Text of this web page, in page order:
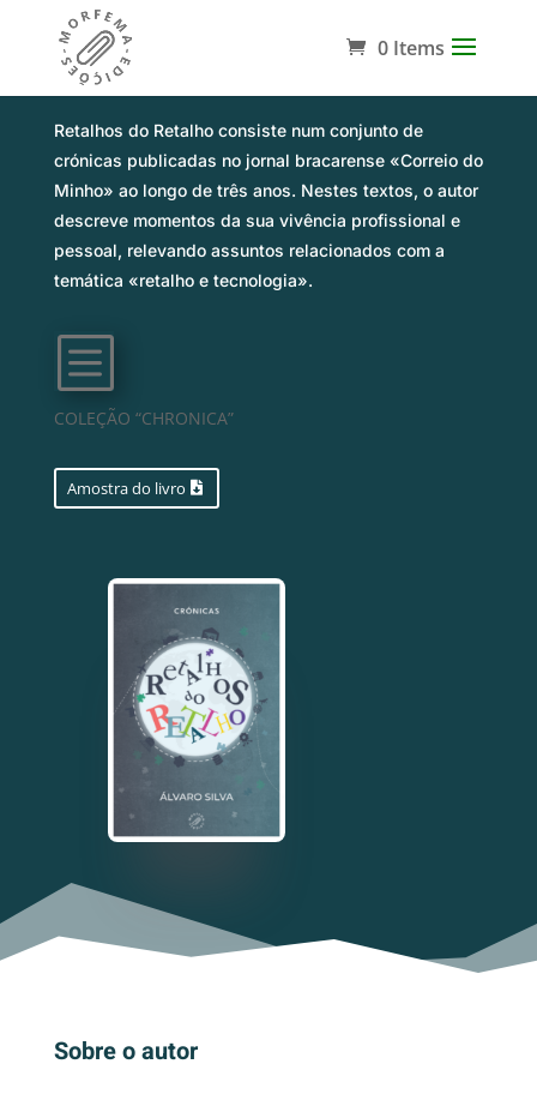
0 Items
Sinopse
Retalhos do Retalho consiste num conjunto de
crónicas publicadas no jornal bracarense «Correio do
Minho» ao longo de três anos. Nestes textos, o autor
descreve momentos da sua vivência profissional e
pessoal, relevando assuntos relacionados com a
temática «retalho e tecnologia».
b
COLEÇÃO “CHRONICA”
Amostra do livro
Sobre o autor